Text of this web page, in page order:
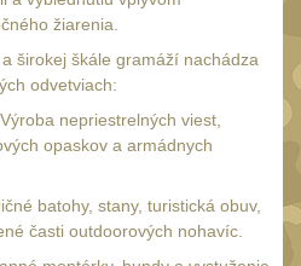
žiarenia.
širokej škále gramáží nachádza
odvetviach:
nepriestrelných viest,
opaskov a armádnych
batohy, stany, turistická obuv,
časti outdoorových nohavíc.